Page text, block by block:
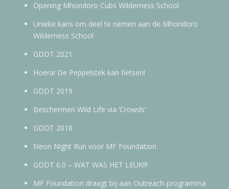
Opening Mhondoro Cubs Wilderness School
Unieke kans om deel te nemen aan de Mhondoro
Wilderness School
GDDT 2021
Hoera! De Peppelstek kan fietsen!
GDDT 2019
Beschermen Wild Life via ‘Crowds’
GDDT 2018
Neon Night Run voor MF Foundation
GDDT 6.0 – WAT WAS HET LEUK!!!
MF Foundation draagt bij aan Outreach-programma